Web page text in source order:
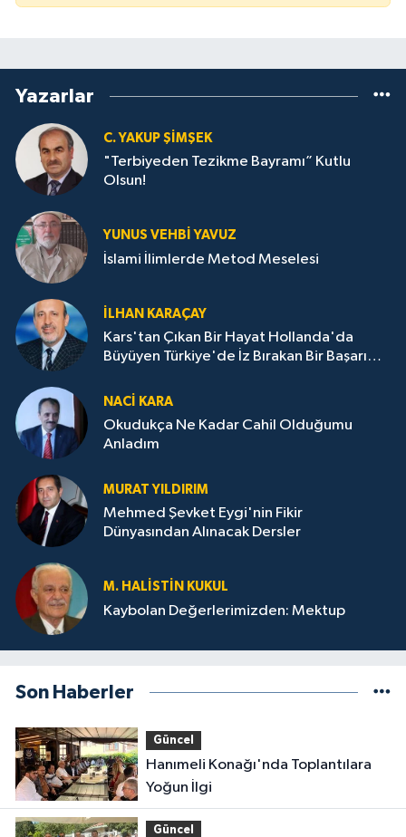
Yazarlar
C. YAKUP ŞİMŞEK
"Terbiyeden Tezikme Bayramı” Kutlu
Olsun!
YUNUS VEHBI YAVUZ
İslami İlimlerde Metod Meselesi
İLHAN KARAÇAY
Kars'tan Çıkan Bir Hayat Hollanda'da
Büyüyen Türkiye'de İz Bırakan Bir Başarı
NACI KARA
Okudukça Ne Kadar Cahil Olduğumu
Anladım
MURAT YILDIRIM
Mehmed Şevket Eygi'nin Fikir
Dünyasından Alınacak Dersler
M. HALISTIN KUKUL
Kaybolan Değerlerimizden: Mektup
Son Haberler
Güncel
Hanımeli Konağı'nda Toplantılara
Yoğun İlgi
Güncel